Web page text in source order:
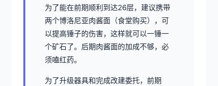
为了能在前期顺利到达26层，建议携带
两个博洛尼亚肉酱面（食堂购买），可
以提高锤子的伤害，这样就可以一锤一
个矿石了。后期肉酱面的加成不够，必
须嗑红药。
为了升级器具和完成改建委托，前期